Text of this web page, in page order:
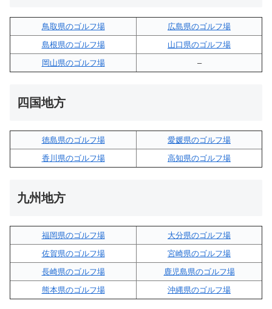
鳥取県のゴルフ場
広島県のゴルフ場
島根県のゴルフ場
山口県のゴルフ場
岡山県のゴルフ場
–
四国地方
徳島県のゴルフ場
愛媛県のゴルフ場
香川県のゴルフ場
高知県のゴルフ場
九州地方
福岡県のゴルフ場
大分県のゴルフ場
佐賀県のゴルフ場
宮崎県のゴルフ場
長崎県のゴルフ場
鹿児島県のゴルフ場
熊本県のゴルフ場
沖縄県のゴルフ場